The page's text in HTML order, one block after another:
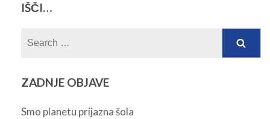
IŠČI…
ZADNJE OBJAVE
Smo planetu prijazna šola